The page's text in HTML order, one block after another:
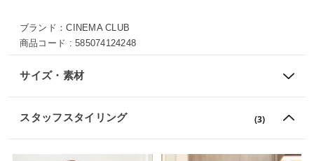
ブランド：CINEMA CLUB
商品コード :585074124248
サイズ・素材
スタッフスタイリング (3)